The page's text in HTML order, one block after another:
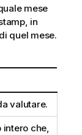
mese
in
quel mese.
valutare.
intero che,